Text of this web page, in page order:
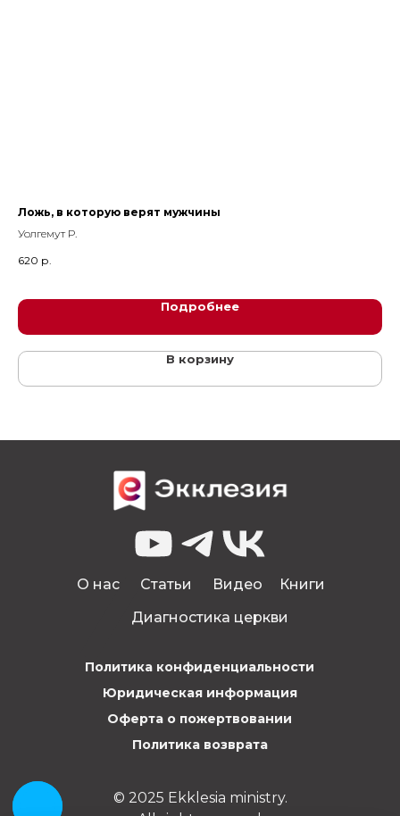
Ложь, в которую верят мужчины
Уолгемут Р.
620 р.
Подробнее
В корзину
© 2025 Ekklesia ministry.
О нас Статьи Видео
Книги
Диагностика церкви
Политика конфиденциальности
Юридическая информация
Оферта о пожертвовании
Политика возврата